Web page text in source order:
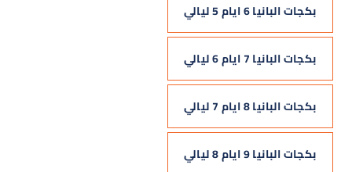
بكجات البانيا 6 ايام 5 ليالي
بكجات البانيا 7 ايام 6 ليالي
بكجات البانيا 8 ايام 7 ليالي
بكجات البانيا 9 ايام 8 ليالي